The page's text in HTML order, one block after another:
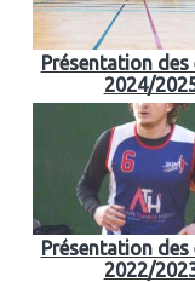
Présentation des
2024/
Présentation des
2022/